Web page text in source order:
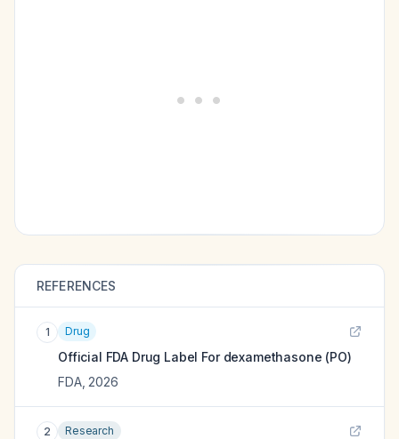
REFERENCES
1 Drug
Official FDA Drug Label For dexamethasone (PO)
FDA, 2026
2 Research